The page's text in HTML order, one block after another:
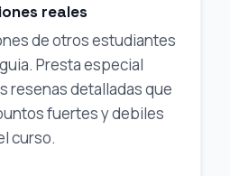
reales
de otros estudiantes
Presta especial
resenas detalladas que
fuertes y debiles
curso.